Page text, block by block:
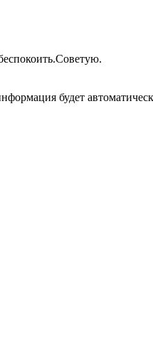
будет